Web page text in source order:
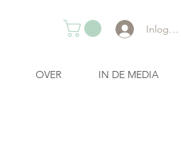
Inloggen
OVER IN DE MEDIA